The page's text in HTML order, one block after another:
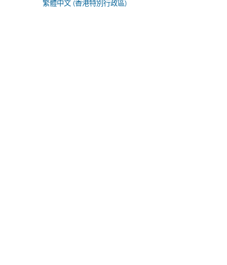
繁體中文 (香港特別行政區)